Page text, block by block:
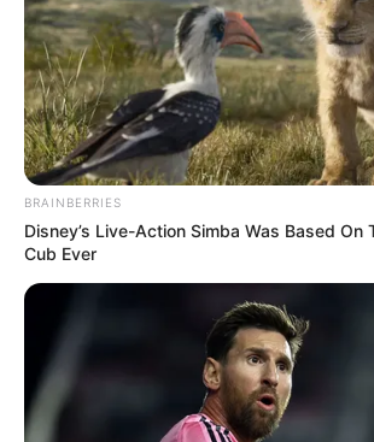
BRAINBERRIES
Disney’s Live-Action Simba Was Based On
Cub Ever